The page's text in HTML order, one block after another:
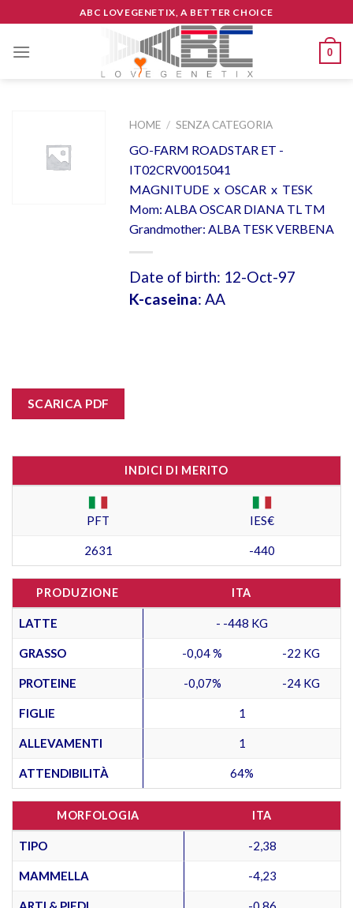
to
content
ABC LOVEGENETIX, A BETTER CHOICE
0
HOME / SENZA CATEGORIA
GO-FARM ROADSTAR ET -
IT02CRV0015041
MAGNITUDE x OSCAR x TESK
Mom: ALBA OSCAR DIANA TL TM
Grandmother: ALBA TESK VERBENA
Date of birth: 12-Oct-97
K-caseina: AA
SCARICA PDF
INDICI DI MERITO
PFT IES€
2631 -440
PRODUZIONE ITA
LATTE - -448 KG
GRASSO -0,04 % -22 KG
PROTEINE -0,07% -24 KG
FIGLIE 1
ALLEVAMENTI 1
ATTENDIBILITÀ 64%
MORFOLOGIA ITA
TIPO -2,38
MAMMELLA -4,23